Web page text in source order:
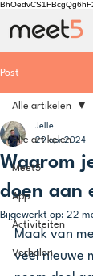
Post
Alle artikelen
Meet5
App
Activiteiten
Verhalen
Alle artikelen
Waarom
doen aan
Jelle
29 apr 2024
Bijgewerkt op: 22
Maak van
veel nieuwe